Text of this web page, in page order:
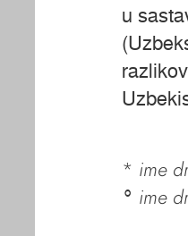
u
* ime
° ime